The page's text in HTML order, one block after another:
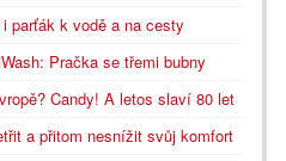
parťák k vodě a na cesty
Pračka se třemi bubny
Candy! A letos slaví 80 let
a přitom nesnížit svůj komfort